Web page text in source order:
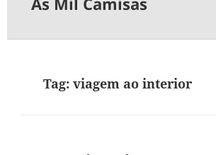
Tag:viagem ao interior